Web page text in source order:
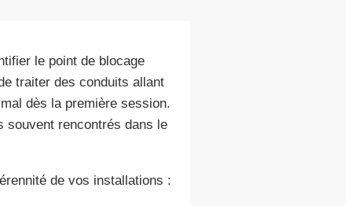
le point de blocage
traiter des conduits allant
dès la première session.
souvent rencontrés dans le
de vos installations :